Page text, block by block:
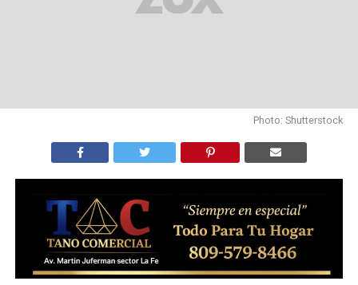
Photo: Shutterstock